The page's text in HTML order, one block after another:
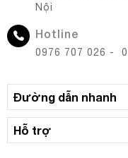
Nội
Hotline
0976 707 026 -
Đường dẫn nhanh
Hỗ trợ